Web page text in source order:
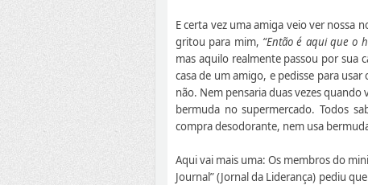
E certa vez uma amiga veio ver nossa
gritou para mim, “Então é aqui que o
mas aquilo realmente passou por sua
casa de um amigo, e pedisse para
não. Nem pensaria duas vezes
bermuda no supermercado. Todos
compra desodorante, nem usa
Aqui vai mais uma: Os membros do
Journal” (Jornal da Liderança) pediu